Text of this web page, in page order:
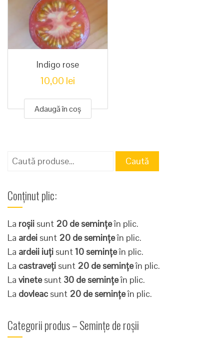
Indigo rose
10,00 lei
Adaugă în coș
Caută
Caută
Conținut plic:
La roșii sunt 20 de semințeîn plic.
La ardei sunt 20 de semințeîn plic.
La ardeii iuți sunt 10 semințeîn plic.
La castraveți sunt 20 de semințeîn plic.
La vinetesunt 30 de semințeîn plic.
La dovleac sunt 20 de semințeîn plic.
Categorii produs – Semințe de roșii